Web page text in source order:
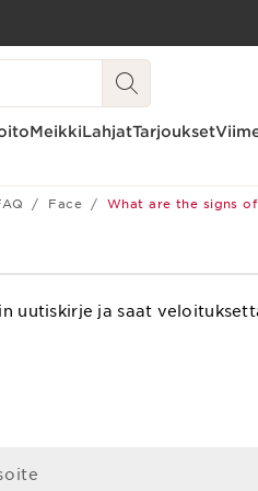
MeikkiLahjatTarjoukset
Face What are the signs
uutiskirje ja saat